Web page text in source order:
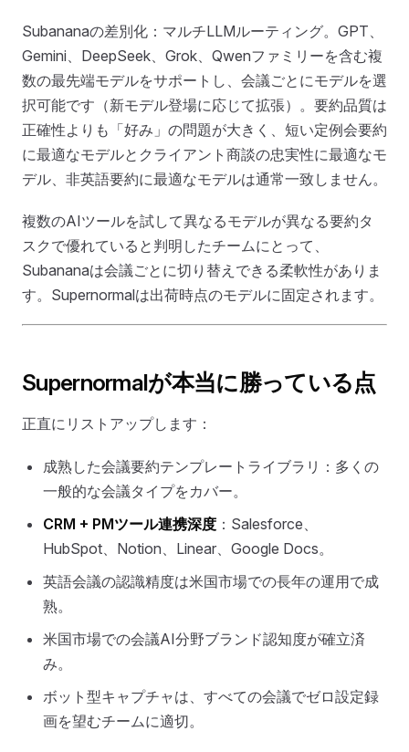
Subananaの差別化：マルチLLMルーティング。GPT、
Gemini、DeepSeek、Grok、Qwenファミリーを含む複
数の最先端モデルをサポートし、会議ごとにモデルを選
択可能です（新モデル登場に応じて拡張）。要約品質は
正確性よりも「好み」の問題が大きく、短い定例会要約
に最適なモデルとクライアント商談の忠実性に最適なモ
デル、非英語要約に最適なモデルは通常一致しません。
複数のAIツールを試して異なるモデルが異なる要約タ
スクで優れていると判明したチームにとって、
Subananaは会議ごとに切り替えできる柔軟性がありま
す。Supernormalは出荷時点のモデルに固定されます。
Supernormalが本当に勝っている点
正直にリストアップします：
成熟した会議要約テンプレートライブラリ：多くの
一般的な会議タイプをカバー。
CRM + PMツール連携深度 ：Salesforce、
HubSpot、Notion、Linear、Google Docs。
英語会議の認識精度は米国市場での長年の運用で成
熟。
米国市場での会議AI分野ブランド認知度が確立済
み。
ボット型キャプチャは、すべての会議でゼロ設定録
画を望むチームに適切。